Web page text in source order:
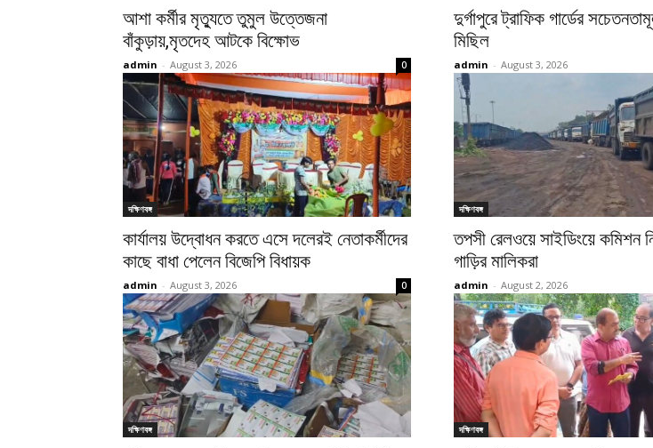
আশা কর্মীর মৃত্যুতে তুমুল উত্তেজনা
বাঁকুড়ায়,মৃতদেহ আটকে বিক্ষোভ
admin - August 3, 2026 0
দুর্গাপুরে ট্রাফিক গার্ডের
মিছিল
admin - August 3, 2026
দক্ষিণবঙ্গ
কার্যালয় উদ্বোধন করতে এসে দলেরই নেতাকর্মীদের
কাছে বাধা পেলেন বিজেপি বিধায়ক
admin - August 3, 2026 0
দক্ষিণবঙ্গ
তপসী রেলওয়ে সাইডিংয়ে কমিশন
গাড়ির মালিকরা
admin - August 2, 2026
দক্ষিণবঙ্গ দক্ষিণবঙ্গ